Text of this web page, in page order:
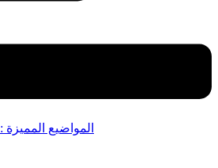
المواضيع المميزة :